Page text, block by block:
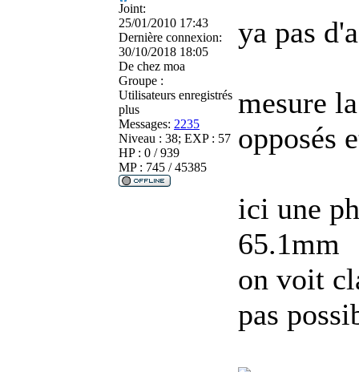
Joint:
25/01/2010 17:43
Dernière connexion:
30/10/2018 18:05
De chez moa
Groupe :
Utilisateurs enregistrés
plus
Messages: 2235
Niveau : 38; EXP : 57
HP : 0 / 939
MP : 745 / 45385
ya pas
mesure
opposés
ici une
65.1mm
on voit
pas